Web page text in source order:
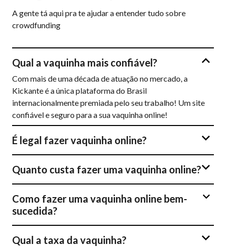
A gente tá aqui pra te ajudar a entender tudo sobre
crowdfunding
Qual a vaquinha mais confiável?
Com mais de uma década de atuação no mercado, a
Kickante é a única plataforma do Brasil
internacionalmente premiada pelo seu trabalho! Um site
confiável e seguro para a sua vaquinha online!
É legal fazer vaquinha online?
Quanto custa fazer uma vaquinha online?
Como fazer uma vaquinha online bem-
sucedida?
Qual a taxa da vaquinha?